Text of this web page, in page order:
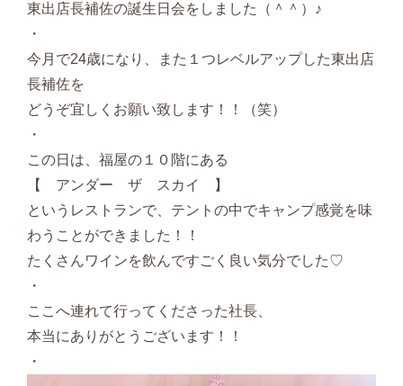
東出店長補佐の誕生日会をしました（＾＾）♪
・
今月で24歳になり、また１つレベルアップした東出店
長補佐を
どうぞ宜しくお願い致します！！（笑）
・
この日は、福屋の１０階にある
【 アンダー ザ スカイ 】
というレストランで、テントの中でキャンプ感覚を味
わうことができました！！
たくさんワインを飲んですごく良い気分でした♡
・
ここへ連れて行ってくださった社長、
本当にありがとうございます！！
・